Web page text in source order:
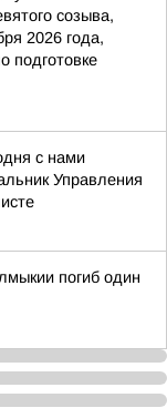
созыва,
2026 года,
подготовке
с нами
Управления
погиб один